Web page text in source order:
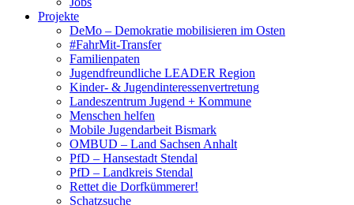
Projekte
DeMo – Demokratie mobilisieren im Osten
#FahrMit-Transfer
Familienpaten
Jugendfreundliche LEADER Region
Kinder- & Jugendinteressenvertretung
Landeszentrum Jugend + Kommune
Menschen helfen
Mobile Jugendarbeit Bismark
OMBUD – Land Sachsen Anhalt
PfD – Hansestadt Stendal
PfD – Landkreis Stendal
Rettet die Dorfkümmerer!
Schatzsuche